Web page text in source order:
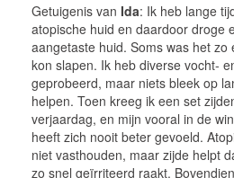
Getuigenis van Ida: Ik heb lange
atopische huid en daardoor droge
aangetaste huid. Soms was het zo
kon slapen. Ik heb diverse vocht-
geprobeerd, maar niets bleek op
helpen. Toen kreeg ik een set
verjaardag, en mijn vooral in de
heeft zich nooit beter gevoeld.
niet vasthouden, maar zijde helpt
zo snel geïrriteerd raakt.